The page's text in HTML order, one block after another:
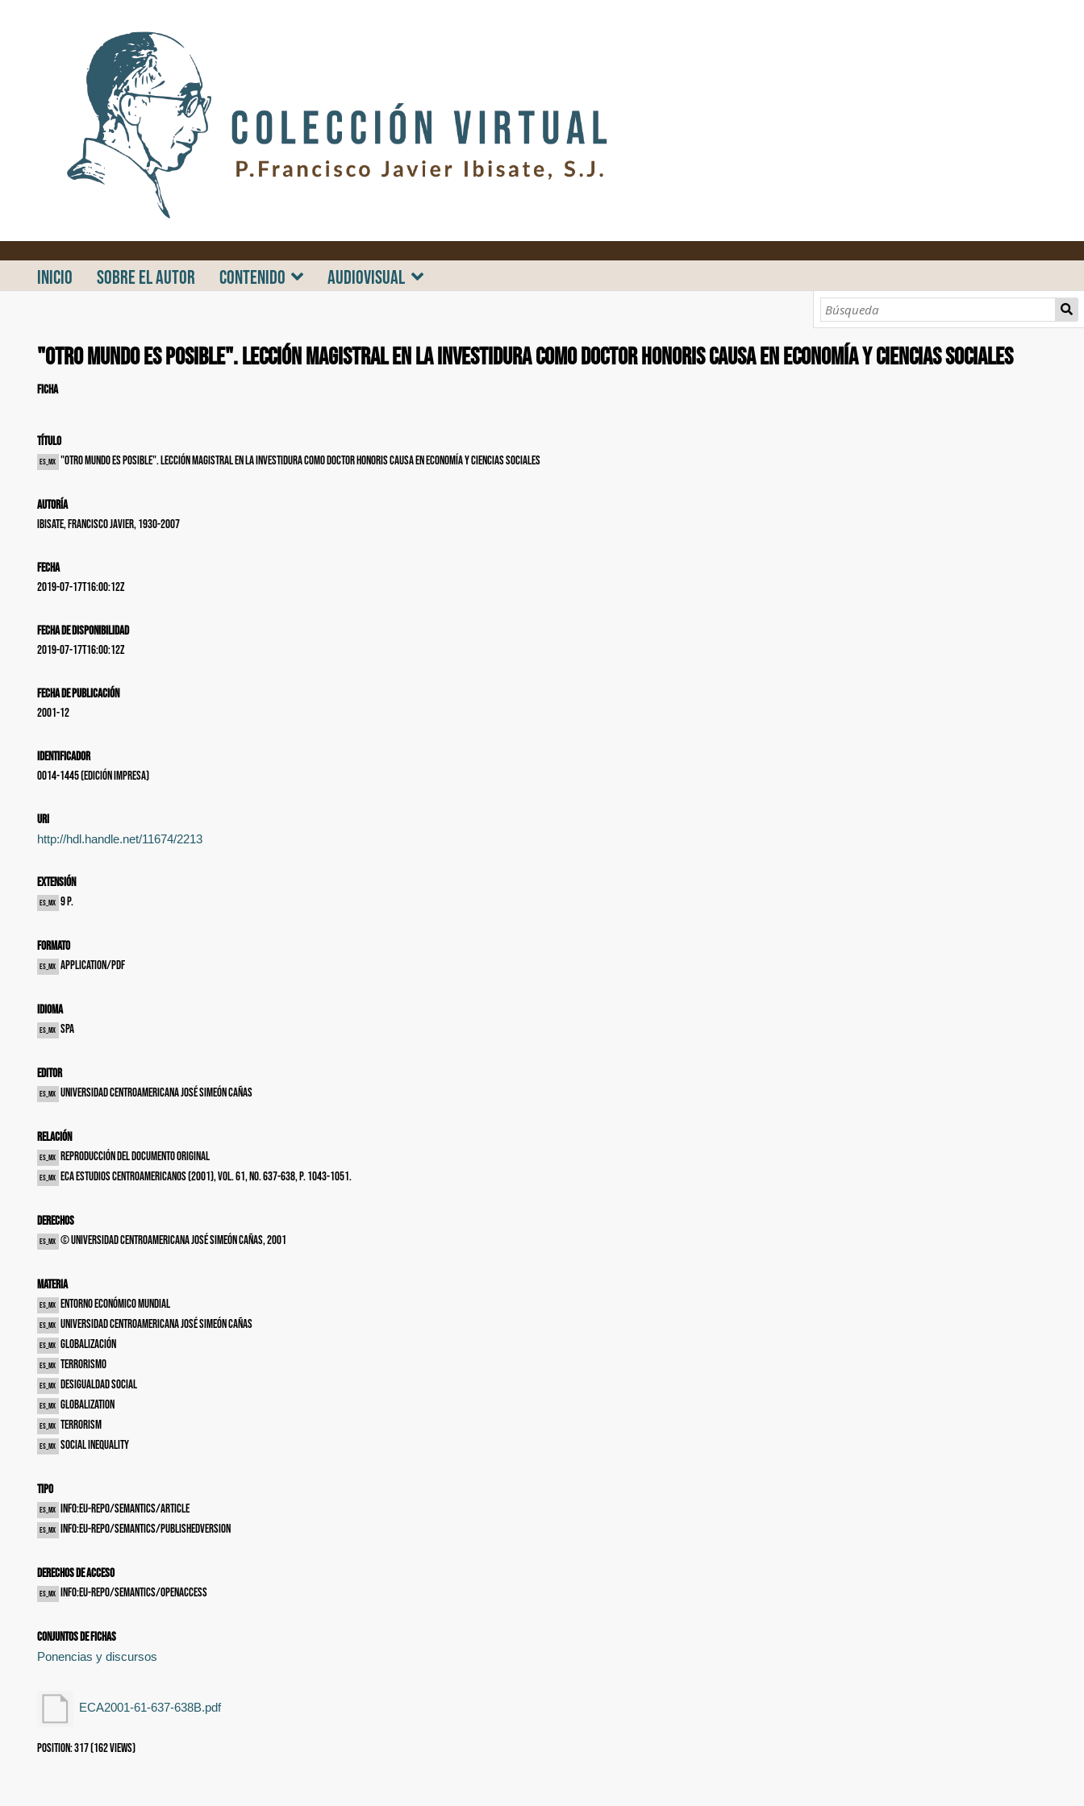
INICIO SOBRE EL AUTOR CONTENIDO AUDIOVISUAL
"Otro mundo es posible". Lección magistral en la investidura como Doctor honoris causa en economía y ciencias sociales
FICHA
Título
es_MX "Otro mundo es posible". Lección magistral en la investidura como Doctor honoris causa en economía y ciencias sociales
Autoría
Ibisate, Francisco Javier, 1930-2007
Fecha
2019-07-17T16:00:12Z
Fecha de disponibilidad
2019-07-17T16:00:12Z
Fecha de publicación
2001-12
Identificador
0014-1445 (edición impresa)
uri
http://hdl.handle.net/11674/2213
Extensión
es_MX 9 p.
Formato
es_MX application/pdf
Idioma
es_MX spa
Editor
es_MX Universidad Centroamericana José Simeón Cañas
Relación
es_MX Reproducción del documento original
es_MX ECA estudios centroamericanos (2001), vol. 61, no. 637-638, p. 1043-1051.
Derechos
es_MX © Universidad Centroamericana José Simeón Cañas, 2001
Materia
es_MX Entorno económico mundial
es_MX Universidad Centroamericana José Simeón Cañas
es_MX Globalización
es_MX Terrorismo
es_MX Desigualdad social
es_MX Globalization
es_MX Terrorism
es_MX Social inequality
Tipo
es_MX info:eu-repo/semantics/article
es_MX info:eu-repo/semantics/publishedVersion
Derechos de acceso
es_MX info:eu-repo/semantics/openAccess
Conjuntos de fichas
Ponencias y discursos
ECA2001-61-637-638B.pdf
Position:317(162views)